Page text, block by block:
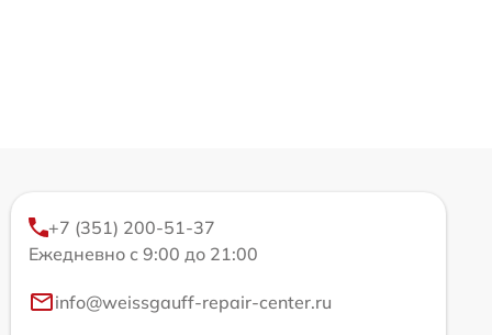
+7 (351) 200-51-37
Ежедневно с 9:00 до 21:00
info@weissgauff-repair-center.ru